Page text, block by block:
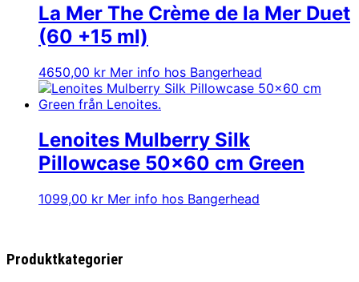
5000,00 kr.4206,00 kr.
La Mer The Crème de la Mer Duet
(60 +15 ml)
4650,00 kr Mer info hos Bangerhead
Lenoites Mulberry Silk
Pillowcase 50×60 cm Green
1099,00 kr Mer info hos Bangerhead
Produktkategorier